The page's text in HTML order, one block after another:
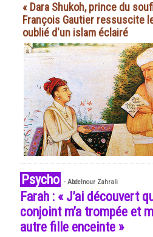
« Dara Shukoh, prince du
François Gautier ressuscite
oublié d'un islam éclairé
Psycho - Abdelnour Zahrali
Farah : « J’ai découvert
conjoint m’a trompée et
autre fille enceinte »